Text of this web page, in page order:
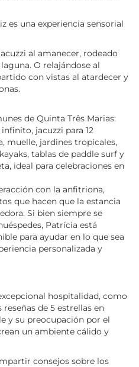
es una experiencia sensorial
al amanecer, rodeado
O relajándose al
con vistas al atardecer y
de Quinta Três Marias:
jacuzzi para 12
muelle, jardines tropicales,
tablas de paddle surf y
ideal para celebraciones en
con la anfitriona,
que hacen que la estancia
Si bien siempre se
Patrícia está
para ayudar en lo que sea
personalizada y
hospitalidad, como
de 5 estrellas en
y su preocupación por el
un ambiente cálido y
consejos sobre los